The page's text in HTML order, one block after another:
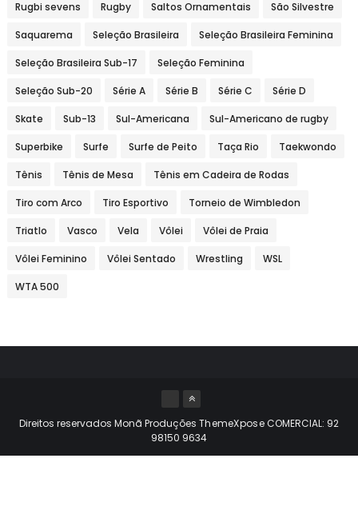
Rugbi sevens Rugby Saltos Ornamentais São Silvestre
Saquarema Seleção Brasileira Seleção Brasileira Feminina
Seleção Brasileira Sub-17 Seleção Feminina
Seleção Sub-20 Série A Série B Série C Série D
Skate Sub-13 Sul-Americana Sul-Americano de rugby
Superbike Surfe Surfe de Peito Taça Rio Taekwondo
Tênis Tênis de Mesa Tênis em Cadeira de Rodas
Tiro com Arco Tiro Esportivo Torneio de Wimbledon
Triatlo Vasco Vela Vôlei Vôlei de Praia
Vôlei Feminino Vôlei Sentado Wrestling WSL
WTA 500
Direitos reservados Monã Produções ThemeXposeCOMERCIAL: 92
98150 9634